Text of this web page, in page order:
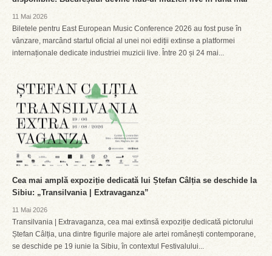
11 Mai 2026
Biletele pentru East European Music Conference 2026 au fost puse în
vânzare, marcând startul oficial al unei noi ediții extinse a platformei
internaționale dedicate industriei muzicii live. Între 20 și 24 mai...
Cea mai amplă expoziție dedicată lui Ștefan Câlția se deschide la
Sibiu: „Transilvania | Extravaganza”
11 Mai 2026
Transilvania | Extravaganza, cea mai extinsă expoziție dedicată pictorului
Ștefan Câlția, una dintre figurile majore ale artei românești contemporane,
se deschide pe 19 iunie la Sibiu, în contextul Festivalului...